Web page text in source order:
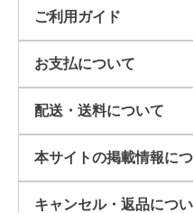
ご利用ガイド
お支払について
配送・送料について
本サイトの掲載情報に
キャンセル・返品につ